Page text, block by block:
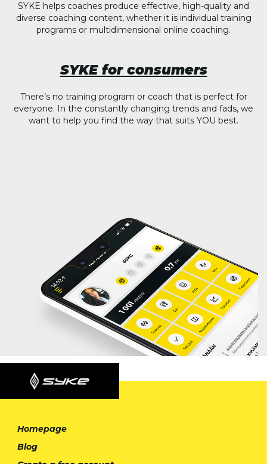
SYKE helps coaches produce effective, high-quality and
diverse coaching content, whether it is individual training
programs or multidimensional online coaching.
SYKE for consumers
There’s no training program or coach that is perfect for
everyone. In the constantly changing trends and fads, we
want to help you find the way that suits YOU best.
Homepage
Blog